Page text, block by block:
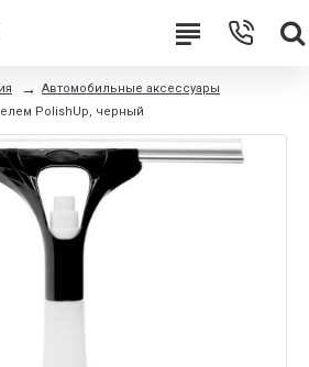
Автомобильные аксессуары
PolishUp, черный